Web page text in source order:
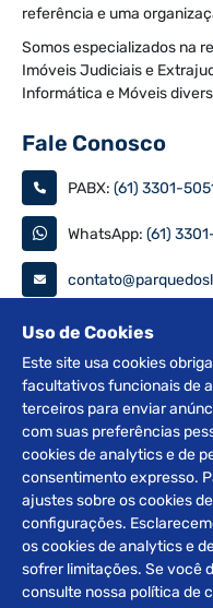
referência e uma
Somos especializados na
Imóveis Judiciais e
Informática e Móveis
Fale Conosco
PABX: (61) 3301-
WhatsApp: (61)
Consulte seu
Siga nas redes
2012 © Copyright
Uso de Cookies
Este site usa cookies
facultativos funcionais de
terceiros para enviar
com suas preferências
cookies de analytics e de
consentimento expresso.
ajustes sobre os cookies
configurações.
os cookies de analytics e
sofrer limitações. Se você
consulte nossa política de